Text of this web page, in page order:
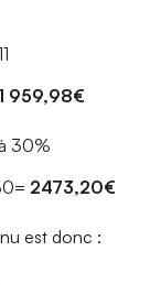
959,98€
30%
2473,20€
est donc :